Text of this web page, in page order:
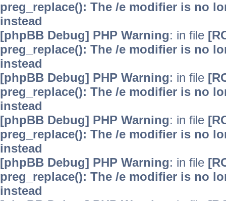
preg_replace(): The /e modifier is no
instead
[phpBB Debug] PHP Warning: in file
preg_replace(): The /e modifier is no
instead
[phpBB Debug] PHP Warning: in file
preg_replace(): The /e modifier is no
instead
[phpBB Debug] PHP Warning: in file
preg_replace(): The /e modifier is no
instead
[phpBB Debug] PHP Warning: in file
preg_replace(): The /e modifier is no
instead